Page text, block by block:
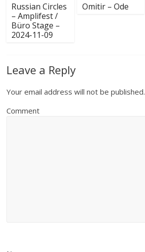
Russian Circles
– Amplifest /
Büro Stage –
2024-11-09
Omitir – Ode
Leave a Reply
Your email address will not be published.
Comment